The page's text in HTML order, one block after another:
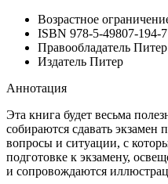
Возрастное
ISBN 978-5-49807-194-7
Правообладатель Питер
Издатель Питер
Аннотация
Эта книга будет весьма
собираются сдавать
вопросы и ситуации, с
подготовке к экзамену,
и сопровождаются